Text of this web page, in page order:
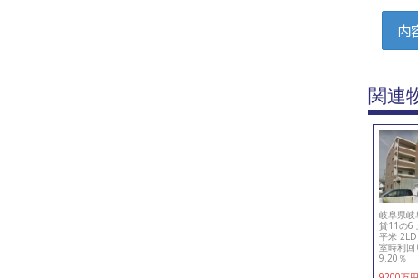
関連
岐阜県岐
貸11の6
平米
室時利回
9.20％